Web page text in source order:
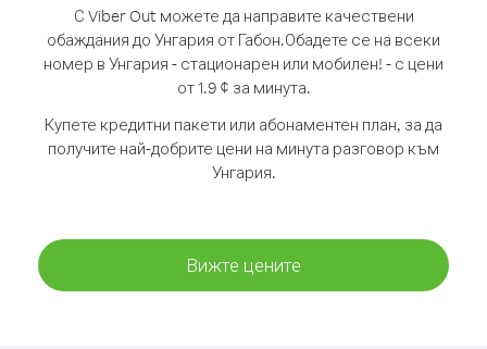
С Viber Out можете да направите качествени
обаждания до Унгария от Габон.Обадете се на всеки
номер в Унгария - стационарен или мобилен! - с цени
от 1.9 ¢ за минута.
Купете кредитни пакети или абонаментен план, за да
получите най-добрите цени на минута разговор към
Унгария.
Вижте цените